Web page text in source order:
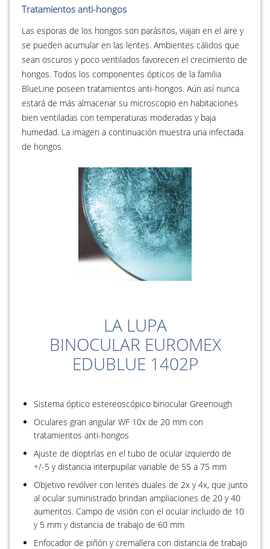
Tratamientos anti-hongos
Las esporas de los hongos son parásitos, viajan en el aire y
se pueden acumular en las lentes. Ambientes cálidos que
sean oscuros y poco ventilados favorecen el crecimiento de
hongos. Todos los componentes ópticos de la familia
BlueLine poseen tratamientos anti-hongos. Aún así nunca
estará de más almacenar su microscopio en habitaciones
bien ventiladas con temperaturas moderadas y baja
humedad. La imagen a continuación muestra una infectada
de hongos.
LA LUPA
BINOCULAR EUROMEX
EDUBLUE 1402P
Sistema óptico estereoscópico binocular Greenough
Oculares gran angular WF 10x de 20 mm con
tratamientos anti-hongos
Ajuste de dioptrías en el tubo de ocular izquierdo de
+/-5 y distancia interpupilar variable de 55 a 75 mm
Objetivo revólver con lentes duales de 2x y 4x, que junto
al ocular suministrado brindan ampliaciones de 20 y 40
aumentos. Campo de visión con el ocular incluido de 10
y 5 mm y distancia de trabajo de 60 mm
Enfocador de piñón y cremallera con distancia de trabajo